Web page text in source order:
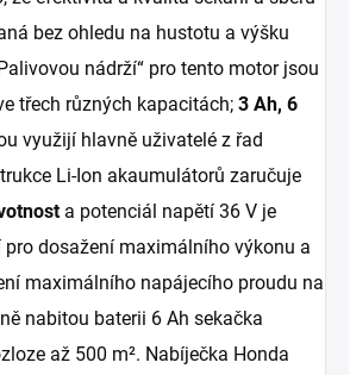
bez ohledu na hustotu a výšku
nádrží“ pro tento motor jsou
třech různých kapacitách; 3 Ah, 6
využijí hlavně uživatelé z řad
Li-Ion akaumulátorů zaručuje
a potenciál napětí 36 V je
dosažení maximálního výkonu a
maximálního napájecího proudu na
nabitou baterii 6 Ah sekačka
až 500 m². Nabíječka Honda